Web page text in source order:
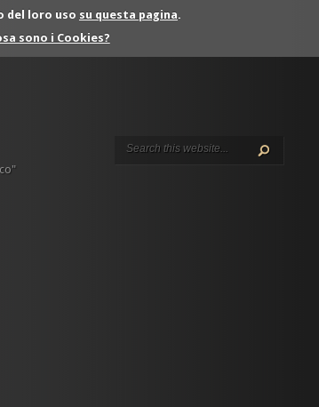
del loro uso su questa pagina.
sono i Cookies?